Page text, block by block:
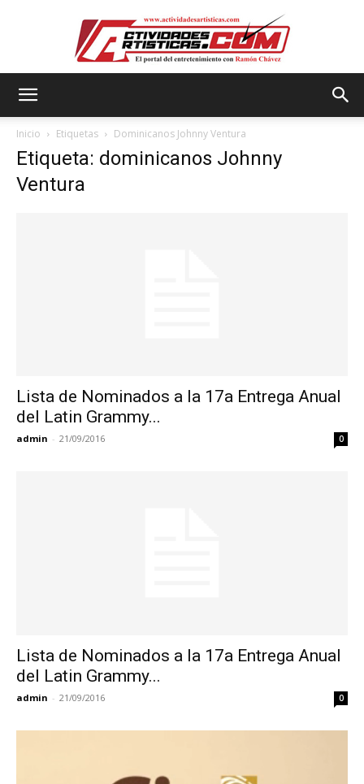
Inicio Etiquetas Dominicanos Johnny Ventura
Etiqueta: dominicanos Johnny
Ventura
Lista de Nominados a la 17a Entrega Anual
del Latin Grammy...
admin - 21/09/2016 0
Lista de Nominados a la 17a Entrega Anual
del Latin Grammy...
admin - 21/09/2016 0